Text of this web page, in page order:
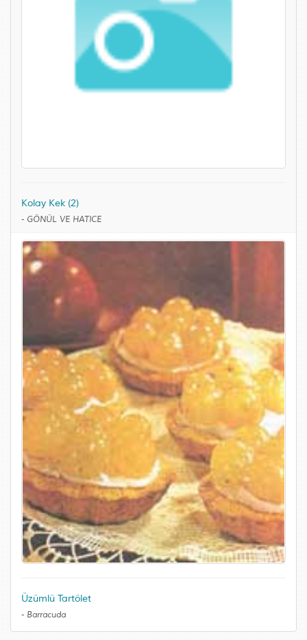
Kolay Kek (2)
- GÖNÜL VE HATICE
Üzümlü Tartölet
- Barracuda